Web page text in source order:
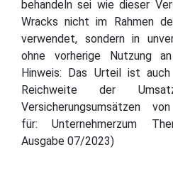
behandeln sei wie dieser
Wracks nicht im Rahmen
verwendet, sondern in
ohne vorherige Nutzung
Hinweis: Das Urteil ist
Reichweite der
Versicherungsumsätzen
für: Unternehmerzum
Ausgabe 07/2023)